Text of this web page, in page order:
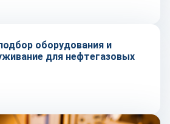
оборудования и
для нефтегазовых